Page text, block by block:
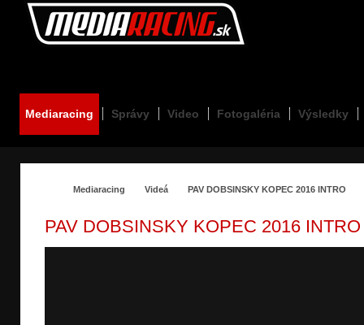
Mediaracing.sk
Mediaracing Správy Video Fotogaléria Výsledky
Mediaracing Videá PAV DOBSINSKY KOPEC 2016 INTRO
PAV DOBSINSKY KOPEC 2016 INTRO